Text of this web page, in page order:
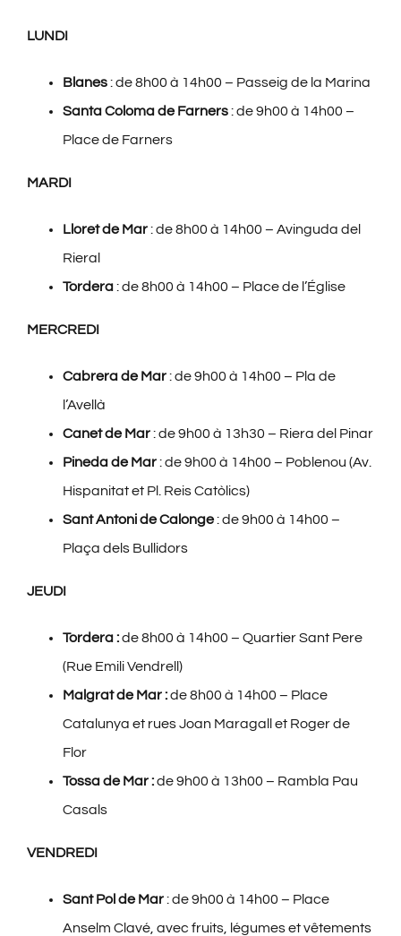
LUNDI
Blanes: de 8h00 à 14h00 – Passeig de la Marina
Santa Coloma de Farners: de 9h00 à 14h00 –
Place de Farners
MARDI
Lloret de Mar: de 8h00 à 14h00 – Avinguda del
Rieral
Tordera: de 8h00 à 14h00 – Place de l’Église
MERCREDI
Cabrera de Mar: de 9h00 à 14h00 – Pla de
l’Avellà
Canet de Mar: de 9h00 à 13h30 – Riera del Pinar
Pineda de Mar: de 9h00 à 14h00 – Poblenou (Av.
Hispanitat et Pl. Reis Catòlics)
Sant Antoni de Calonge: de 9h00 à 14h00 –
Plaça dels Bullidors
JEUDI
Tordera :de 8h00 à 14h00 – Quartier Sant Pere
(Rue Emili Vendrell)
Malgrat de Mar :de 8h00 à 14h00 – Place
Catalunya et rues Joan Maragall et Roger de
Flor
Tossa de Mar :de 9h00 à 13h00 – Rambla Pau
Casals
VENDREDI
Sant Pol de Mar: de 9h00 à 14h00 – Place
Anselm Clavé, avec fruits, légumes et vêtements